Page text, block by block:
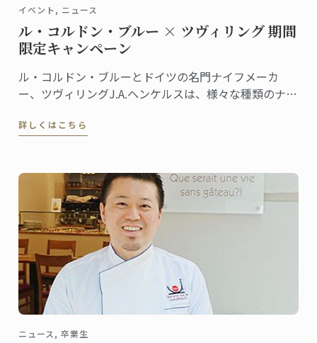
イベント, ニュース
ル・コルドン・ブルー × ツヴィリング 期間
限定キャンペーン
ル・コルドン・ブルーとドイツの名門ナイフメーカ
ー、ツヴィリングJ.A.ヘンケルスは、様々な種類のナイ
フシリーズは、ツヴィリング各店舗やル・コルドン・
す！
詳しくはこちら
ニュース, 卒業生